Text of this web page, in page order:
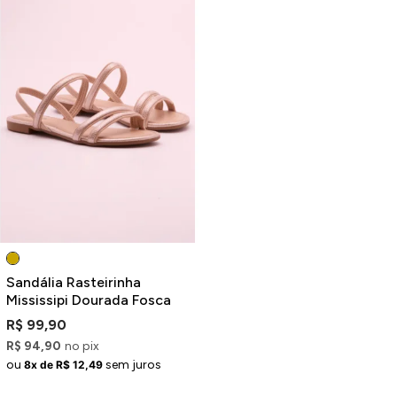
Sandália Rasteirinha
Mississipi Dourada Fosca
R$ 99,90
R$ 94,90 no pix
ou 8x de R$ 12,49 sem juros